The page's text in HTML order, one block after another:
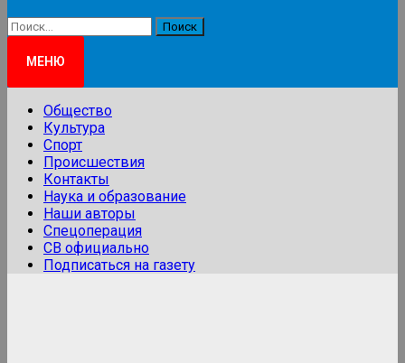
Найти:
МЕНЮ
Общество
Культура
Спорт
Происшествия
Контакты
Наука и образование
Наши авторы
Спецоперация
СВ официально
Подписаться на газету